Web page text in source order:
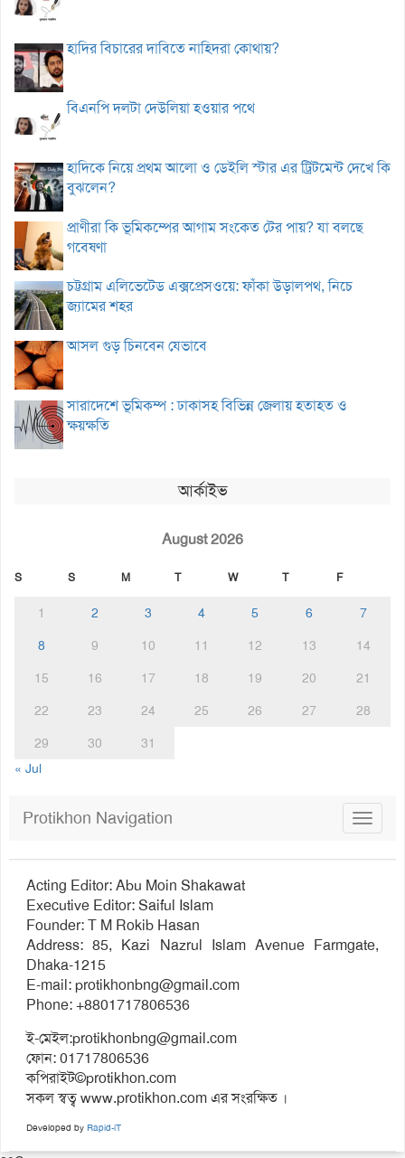
হাদির বিচারের দাবিতে নাহিদরা কোথায়?
বিএনপি দলটা দেউলিয়া হওয়ার পথে
হাদিকে নিয়ে প্রথম আলো ও ডেইলি স্টার এর ট্রিটমেন্ট দেখে কি
বুঝলেন?
প্রাণীরা কি ভূমিকম্পের আগাম সংকেত টের পায়? যা বলছে
গবেষণা
চট্টগ্রাম এলিভেটেড এক্সপ্রেসওয়ে: ফাঁকা উড়ালপথ, নিচে
জ্যামের শহর
আসল গুড় চিনবেন যেভাবে
সারাদেশে ভূমিকম্প : ঢাকাসহ বিভিন্ন জেলায় হতাহত ও
ক্ষয়ক্ষতি
আর্কাইভ
August 2026
S S M T W T F
1 2 3 4 5 6
7
8
9 10 11 12 13
14
15
16 17 18 19 20
21
22
23 24 25 26 27
28
29
30
31
« Jul
Toggle
Protikhon Navigation
Acting Editor: Abu Moin Shakawat
Executive Editor: Saiful Islam
Founder: T M Rokib Hasan
Address: 85, Kazi Nazrul Islam Avenue Farmgate,
Dhaka-1215
E-mail:protikhonbng@gmail.com
Phone: +8801717806536
ই-মেইল:protikhonbng@gmail.com
ফোন: 01717806536
কপিরাইট©protikhon.com
সকল স্বত্ব www.protikhon.com এর সংরক্ষিত ।
Developed by Rapid-iT